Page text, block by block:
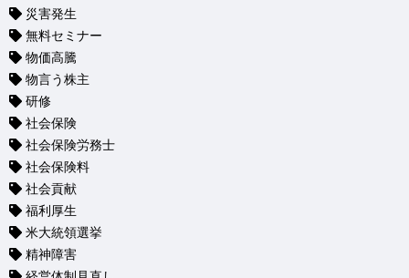
災害発生
無料セミナー
物価高騰
物言う株主
研修
社会保険
社会保険労務士
社会保険料
社会貢献
福利厚生
米大統領選挙
精神障害